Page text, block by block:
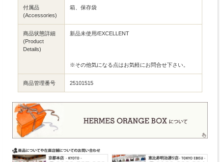
付属品
(Accessories)
箱、保存袋
商品状態詳細
(Product
Details)
新品未使用/EXCELLENT
※その他気になる点はお気軽にお問合せ下さい。
商品管理番号 25101515